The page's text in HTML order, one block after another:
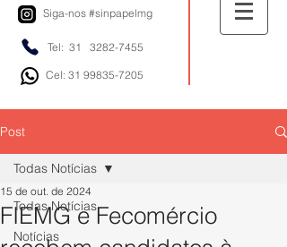
Siga-nos #sinpapelmg
Tel: 31 3282-7455
Cel: 31 99835-7205
Post
Todas Notícias
Notícias
Todas Notícias
FIEMG e Fecomércio
15 de out. de 2024